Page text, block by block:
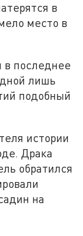
в
место в
в последнее
лишь
подобный
истории
Драка
обратился
на